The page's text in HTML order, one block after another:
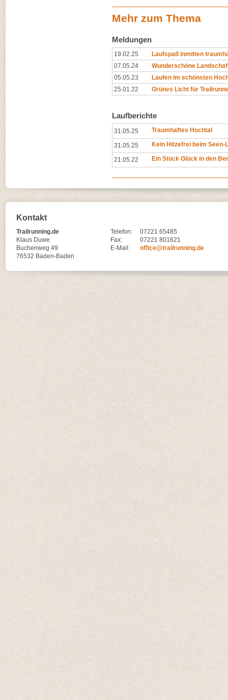
Mehr zum Thema
Meldungen
19.02.25
Laufspaß inmitten
07.05.24
Wunderschöne
05.05.23
Laufen im schönsten
25.01.22
Grünes Licht für
Laufberichte
31.05.25 Traumhaftes Hochtal
31.05.25 Kein Hitzefrei beim Seen-
21.05.22 Ein Stück Glück in den
Kontakt
Trailrunning.de
Klaus Duwe
Buchenweg 49
76532 Baden-Baden
Telefon:
07221 65485
Fax:
07221 801621
E-Mail:
office@trailrunning.de